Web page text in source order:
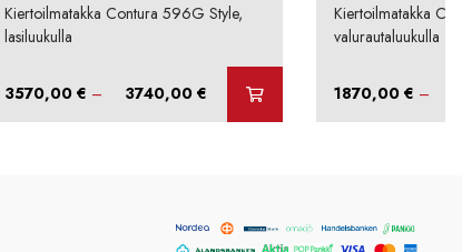
Kiertoilmatakka Contura 596G Style,
lasiluukulla
3570,00 € – 3740,00 €Hintaluokka:
Kiertoilmatakka
valurautaluukulla
1870,00 € –